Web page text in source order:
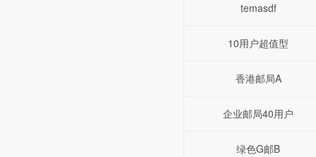
temasdf
10用户超值型
香港邮局A
企业邮局40用户
绿色G邮B